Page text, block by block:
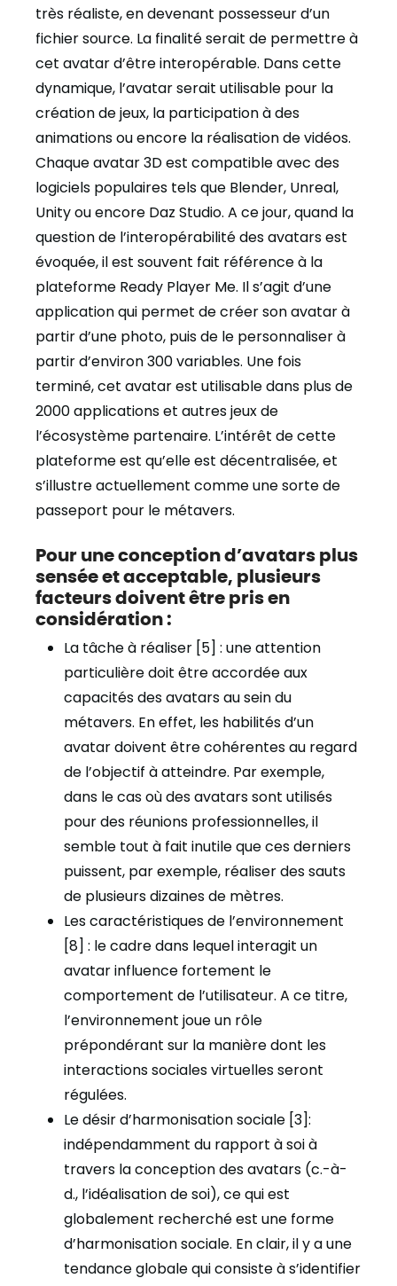
très réaliste, en devenant possesseur d’un
fichier source. La finalité serait de permettre à
cet avatar d’être interopérable. Dans cette
dynamique, l’avatar serait utilisable pour la
création de jeux, la participation à des
animations ou encore la réalisation de vidéos.
Chaque avatar 3D est compatible avec des
logiciels populaires tels que Blender, Unreal,
Unity ou encore Daz Studio. A ce jour, quand la
question de l’interopérabilité des avatars est
évoquée, il est souvent fait référence à la
plateforme Ready Player Me. Il s’agit d’une
application qui permet de créer son avatar à
partir d’une photo, puis de le personnaliser à
partir d’environ 300 variables. Une fois
terminé, cet avatar est utilisable dans plus de
2000 applications et autres jeux de
l’écosystème partenaire. L’intérêt de cette
plateforme est qu’elle est décentralisée, et
s’illustre actuellement comme une sorte de
passeport pour le métavers.
Pour une conception d’avatars plus
sensée et acceptable, plusieurs
facteurs doivent être pris en
considération :
La tâche à réaliser [5] : une attention
particulière doit être accordée aux
capacités des avatars au sein du
métavers. En effet, les habilités d’un
avatar doivent être cohérentes au regard
de l’objectif à atteindre. Par exemple,
dans le cas où des avatars sont utilisés
pour des réunions professionnelles, il
semble tout à fait inutile que ces derniers
puissent, par exemple, réaliser des sauts
de plusieurs dizaines de mètres.
Les caractéristiques de l’environnement
[8] : le cadre dans lequel interagit un
avatar influence fortement le
comportement de l’utilisateur. A ce titre,
l’environnement joue un rôle
prépondérant sur la manière dont les
interactions sociales virtuelles seront
régulées.
Le désir d’harmonisation sociale [3]:
indépendamment du rapport à soi à
travers la conception des avatars (c.-à-
d., l’idéalisation de soi), ce qui est
globalement recherché est une forme
d’harmonisation sociale. En clair, il y a une
tendance globale qui consiste à s’identifier